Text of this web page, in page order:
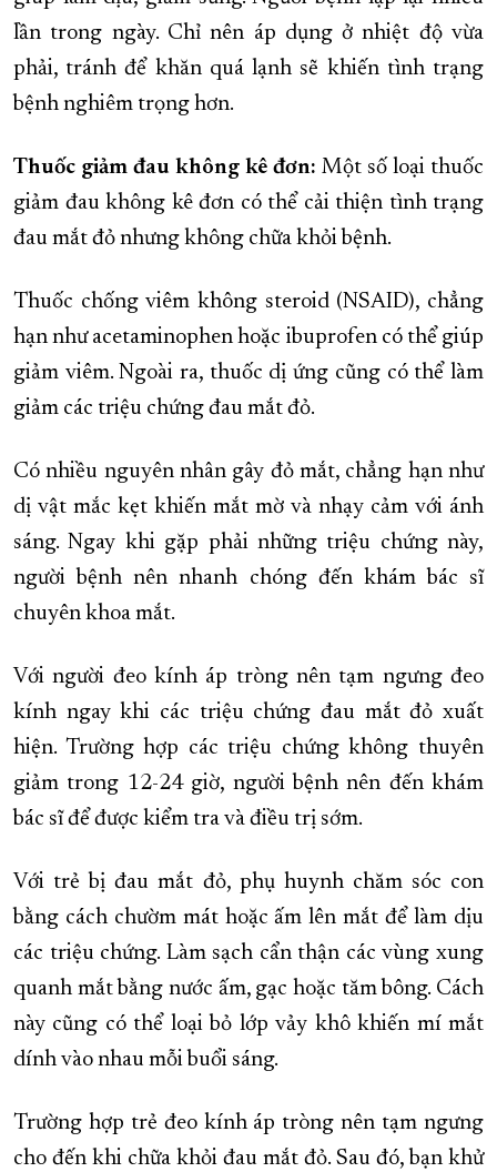
lần trong ngày. Chỉ nên áp dụng ở nhiệt độ vừa
phải, tránh để khăn quá lạnh sẽ khiến tình trạng
bệnh nghiêm trọng hơn.
Thuốc giảm đau không kê đơn: Một số loại thuốc
giảm đau không kê đơn có thể cải thiện tình trạng
đau mắt đỏ nhưng không chữa khỏi bệnh.
Thuốc chống viêm không steroid (NSAID), chẳng
hạn như acetaminophen hoặc ibuprofen có thể giúp
giảm viêm. Ngoài ra, thuốc dị ứng cũng có thể làm
giảm các triệu chứng đau mắt đỏ.
Có nhiều nguyên nhân gây đỏ mắt, chẳng hạn như
dị vật mắc kẹt khiến mắt mờ và nhạy cảm với ánh
sáng. Ngay khi gặp phải những triệu chứng này,
người bệnh nên nhanh chóng đến khám bác sĩ
chuyên khoa mắt.
Với người đeo kính áp tròng nên tạm ngưng đeo
kính ngay khi các triệu chứng đau mắt đỏ xuất
hiện. Trường hợp các triệu chứng không thuyên
giảm trong 12-24 giờ, người bệnh nên đến khám
bác sĩ để được kiểm tra và điều trị sớm.
Với trẻ bị đau mắt đỏ, phụ huynh chăm sóc con
bằng cách chườm mát hoặc ấm lên mắt để làm dịu
các triệu chứng. Làm sạch cẩn thận các vùng xung
quanh mắt bằng nước ấm, gạc hoặc tăm bông. Cách
này cũng có thể loại bỏ lớp vảy khô khiến mí mắt
dính vào nhau mỗi buổi sáng.
Trường hợp trẻ đeo kính áp tròng nên tạm ngưng
cho đến khi chữa khỏi đau mắt đỏ. Sau đó, bạn khử